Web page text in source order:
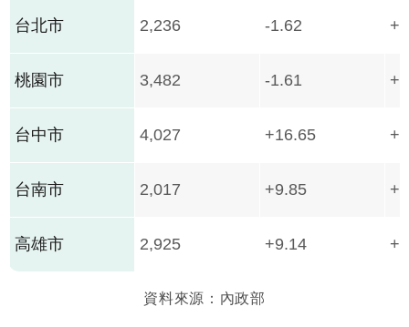
台北市 2,236 -1.62
桃園市 3,482 -1.61
台中市 4,027 +16.65
台南市 2,017 +9.85
高雄市 2,925 +9.14
資料來源：內政部